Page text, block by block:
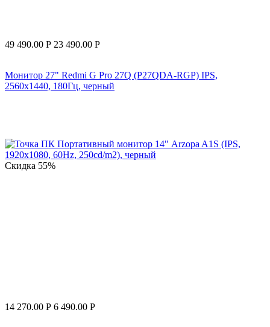
49 490.00 Р 23 490.00 Р
Монитор 27" Redmi G Pro 27Q (P27QDA-RGP) IPS,
2560x1440, 180Гц, черный
Скидка 55%
14 270.00 Р 6 490.00 Р